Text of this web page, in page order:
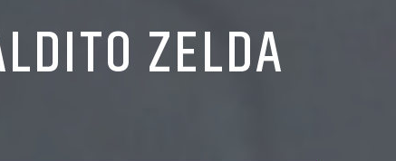
ZELDA